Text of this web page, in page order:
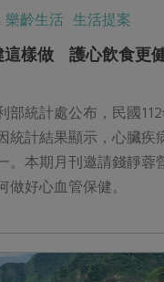
樂齡生活 生活提案
這樣做 護心飲食更
部統計處公布，民國
統計結果顯示，心臟疾
。本期月刊邀請錢靜蓉
做好心血管保健。